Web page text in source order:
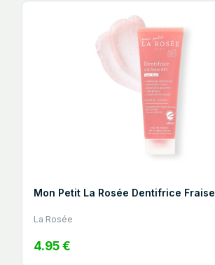
Mon Petit La Rosée Dentifrice Fraise
La Rosée
4.95 €